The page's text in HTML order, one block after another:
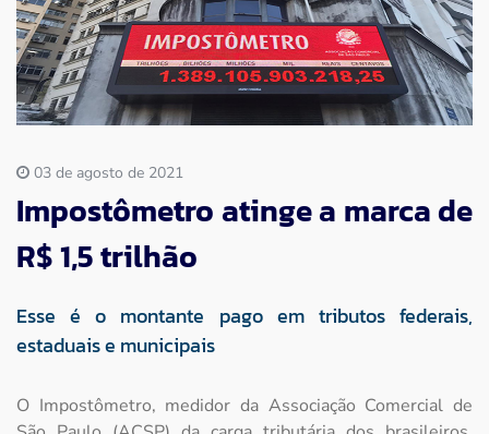
Imprensa
Contato
03 de agosto de 2021
Impostômetro atinge a marca de
R$ 1,5 trilhão
Esse é o montante pago em tributos federais,
estaduais e municipais
O Impostômetro, medidor da Associação Comercial de